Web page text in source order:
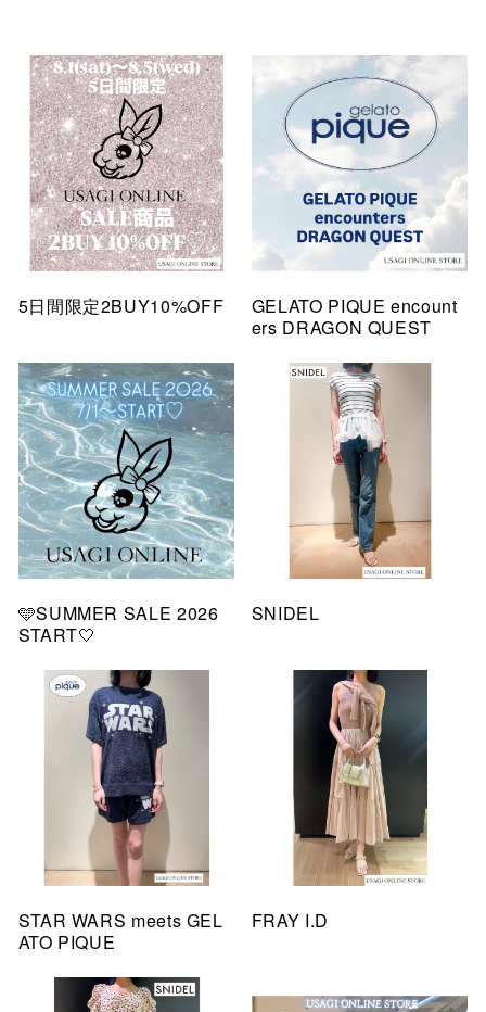
5日間限定2BUY10%OFF
GELATO PIQUE encount
ers DRAGON QUEST
🩵SUMMER SALE 2026
START🤍
SNIDEL
STAR WARS meets GEL
ATO PIQUE
FRAY I.D